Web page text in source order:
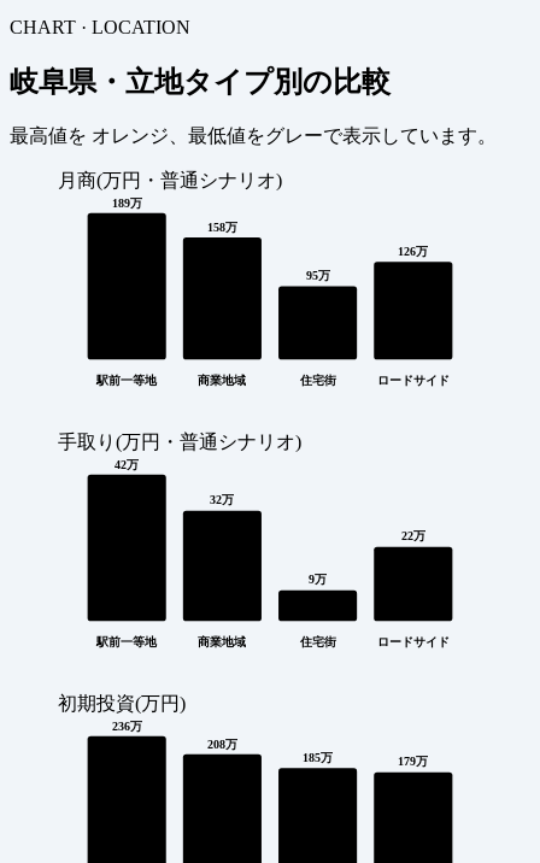
CHART · LOCATION
岐阜県・立地タイプ別の比較
最高値を オレンジ、最低値をグレーで表示しています。
月商(万円・普通シナリオ)
189万
駅前一等地
158万
商業地域
95万
住宅街
126万
ロードサイド
手取り(万円・普通シナリオ)
42万
駅前一等地
32万
商業地域
9万
住宅街
22万
ロードサイド
初期投資(万円)
236万
208万
185万 179万